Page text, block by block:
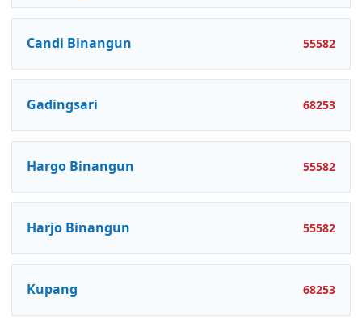
Candi Binangun 55582
Gadingsari 68253
Hargo Binangun 55582
Harjo Binangun 55582
Kupang 68253